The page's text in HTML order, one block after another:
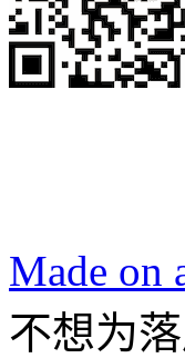
Made on
不想为